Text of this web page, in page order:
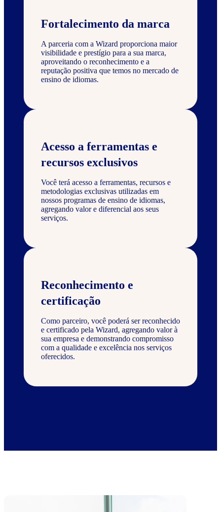
Fortalecimento da marca
A parceria com a Wizard proporciona maior
visibilidade e prestígio para a sua marca,
aproveitando o reconhecimento e a
reputação positiva que temos no mercado de
ensino de idiomas.
Acesso a ferramentas e
recursos exclusivos
Você terá acesso a ferramentas, recursos e
metodologias exclusivas utilizadas em
nossos programas de ensino de idiomas,
agregando valor e diferencial aos seus
serviços.
Reconhecimento e
certificação
Como parceiro, você poderá ser reconhecido
e certificado pela Wizard, agregando valor à
sua empresa e demonstrando compromisso
com a qualidade e excelência nos serviços
oferecidos.